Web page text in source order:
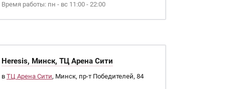
Время работы: пн - вс 11:00 - 22:00
Heresis, Минск, ТЦ Арена Сити
в ТЦ Арена Сити, Минск, пр-т Победителей, 84